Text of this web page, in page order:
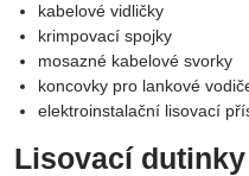
kabelové vidličky
krimpovací spojky
mosazné kabelové svorky
koncovky pro lankové
elektroinstalační lisovací
Lisovací dutinky